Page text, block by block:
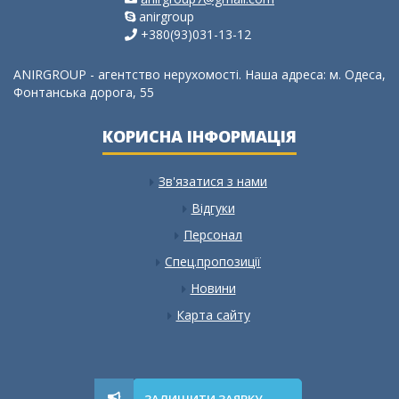
anirgroup
+380(93)031-13-12
ANIRGROUP - агентство нерухомості. Наша адреса: м. Одеса,
Фонтанська дорога, 55
КОРИСНА ІНФОРМАЦІЯ
Зв'язатися з нами
Відгуки
Персонал
Спец.пропозиції
Новини
Карта сайту